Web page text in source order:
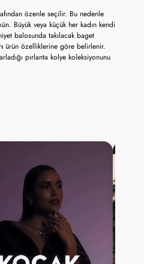
özenle seçilir. Bu nedenle
Büyük veya küçük her kadın kendi
balosunda takılacak baget
ürün özelliklerine göre belirlenir.
pırlanta kolye koleksiyonunu